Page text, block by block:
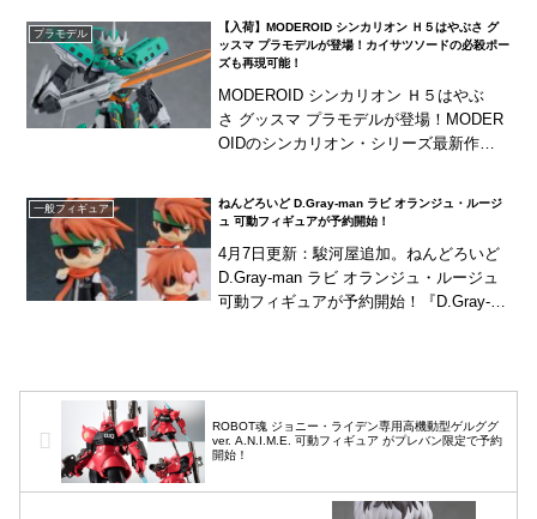
プラモデル
【入荷】MODEROID シンカリオン Ｈ５はやぶさ グ
ッスマ プラモデルが登場！カイサツソードの必殺ポー
ズも再現可能！
MODEROID シンカリオン Ｈ５はやぶ
さ グッスマ プラモデルが登場！MODER
OIDのシンカリオン・シリーズ最新作は
りの...
一般フィギュア
ねんどろいど D.Gray-man ラビ オランジュ・ルージ
ュ 可動フィギュアが予約開始！
4月7日更新：駿河屋追加。ねんどろいど
D.Gray-man ラビ オランジュ・ルージュ
可動フィギュアが予約開始！『D.Gray-m
ROBOT魂 ジョニー・ライデン専用高機動型ゲルググ
ver. A.N.I.M.E. 可動フィギュア がプレバン限定で予約
開始！